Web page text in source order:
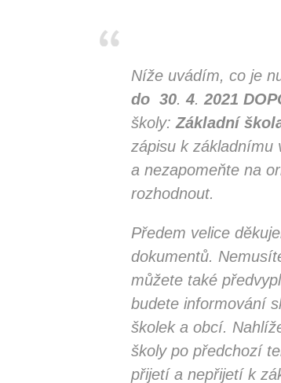
Níže uvádím, co je
do 30.4. 2021
školy: Základní
zápisu k základnímu
a nezapomeňte na
rozhodnout.
Předem velice
dokumentů.
můžete také
budete informování
školek a obcí.
školy po předchozí
přijetí a nepřijetí k